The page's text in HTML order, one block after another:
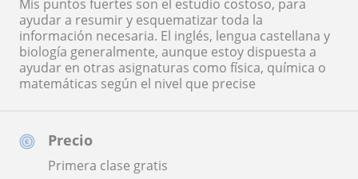
Precio
Primera clase gratis
Mis puntos fuertes son el estudio costoso, para
ayudar a resumir y esquematizar toda la
información necesaria. El inglés, lengua castellana y
biología generalmente, aunque estoy dispuesta a
ayudar en otras asignaturas como física, química o
matemáticas según el nivel que precise